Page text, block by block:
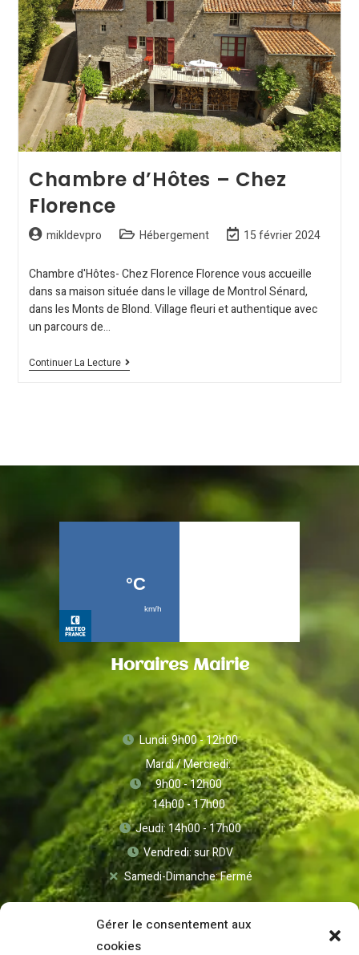
Gérer le consentement aux
cookies
Chambre d’Hôtes – Chez
Florence
mikldevpro Hébergement 15 février 2024
Chambre d'Hôtes- Chez Florence Florence vous accueille
dans sa maison située dans le village de Montrol Sénard,
dans les Monts de Blond. Village fleuri et authentique avec
un parcours de…
Continuer La Lecture
Horaires Mairie
Lundi: 9h00 - 12h00
Mardi / Mercredi:
9h00 - 12h00
14h00 - 17h00
Jeudi: 14h00 - 17h00
Vendredi: sur RDV
Samedi-Dimanche: Fermé